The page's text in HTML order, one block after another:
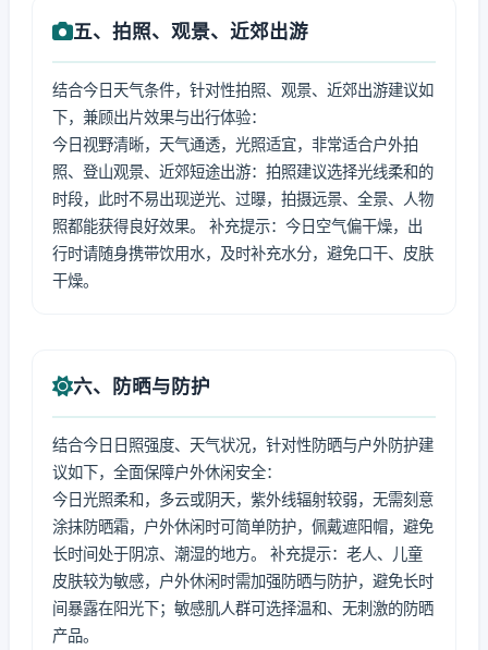
五、拍照、观景、近郊出游
结合今日天气条件，针对性拍照、观景、近郊出游建议如
下，兼顾出片效果与出行体验：
今日视野清晰，天气通透，光照适宜，非常适合户外拍
照、登山观景、近郊短途出游：拍照建议选择光线柔和的
时段，此时不易出现逆光、过曝，拍摄远景、全景、人物
照都能获得良好效果。 补充提示：今日空气偏干燥，出
行时请随身携带饮用水，及时补充水分，避免口干、皮肤
干燥。
六、防晒与防护
结合今日日照强度、天气状况，针对性防晒与户外防护建
议如下，全面保障户外休闲安全：
今日光照柔和，多云或阴天，紫外线辐射较弱，无需刻意
涂抹防晒霜，户外休闲时可简单防护，佩戴遮阳帽，避免
长时间处于阴凉、潮湿的地方。 补充提示：老人、儿童
皮肤较为敏感，户外休闲时需加强防晒与防护，避免长时
间暴露在阳光下；敏感肌人群可选择温和、无刺激的防晒
产品。